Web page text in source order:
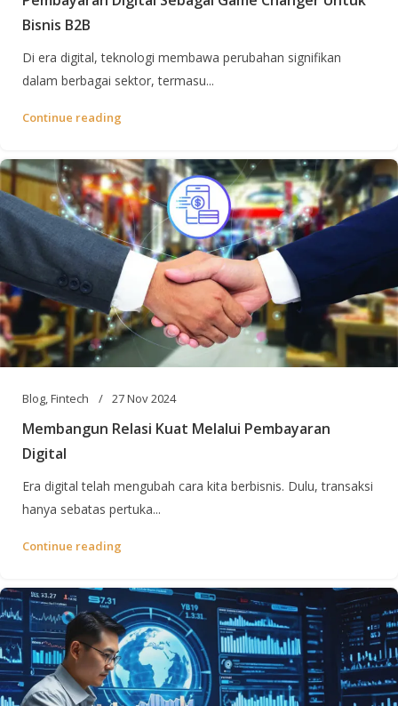
Bisnis B2B
Di era digital, teknologi membawa perubahan signifikan
dalam berbagai sektor, termasu...
Continue reading
Blog,Fintech 27 Nov 2024
Membangun Relasi Kuat Melalui Pembayaran
Digital
Era digital telah mengubah cara kita berbisnis. Dulu, transaksi
hanya sebatas pertuka...
Continue reading